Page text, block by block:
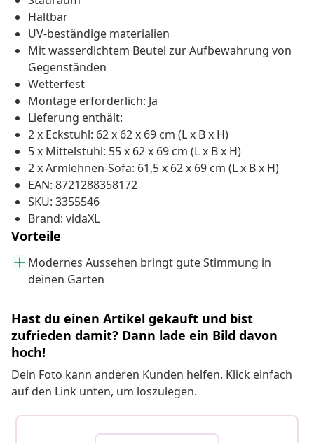
Haltbar
UV-beständige materialien
Mit wasserdichtem Beutel zur Aufbewahrung von
Gegenständen
Wetterfest
Montage erforderlich: Ja
Lieferung enthält:
2 x Eckstuhl: 62 x 62 x 69 cm (L x B x H)
5 x Mittelstuhl: 55 x 62 x 69 cm (L x B x H)
2 x Armlehnen-Sofa: 61,5 x 62 x 69 cm (L x B x H)
EAN: 8721288358172
SKU: 3355546
Brand: vidaXL
Vorteile
Modernes Aussehen bringt gute Stimmung in
deinen Garten
Hast du einen Artikel gekauft und bist
zufrieden damit? Dann lade ein Bild davon
hoch!
Dein Foto kann anderen Kunden helfen. Klick einfach
auf den Link unten, um loszulegen.